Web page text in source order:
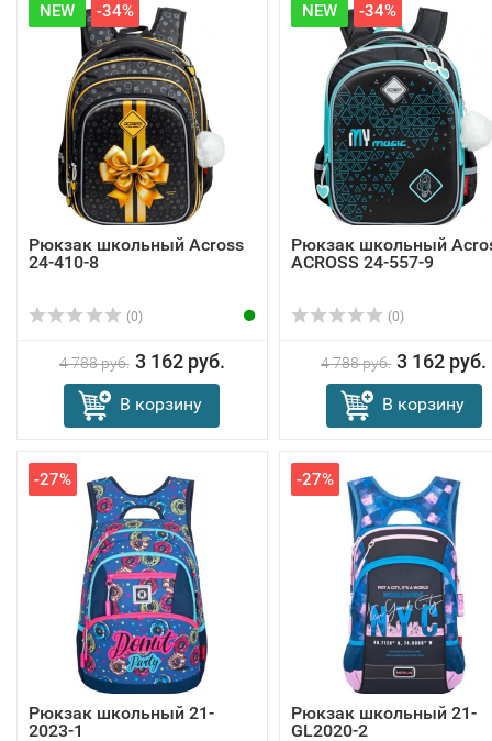
NEW -34%
Рюкзак школьный Across
24-410-8
(0)
4 788 руб. 3 162 руб.
В корзину
NEW -34%
Рюкзак школьный
ACROSS 24-557-9
(0)
4 788 руб. 3 162 руб.
В корзину
-27%
Рюкзак школьный 21-
2023-1
-27%
Рюкзак школьный 21-
GL2020-2